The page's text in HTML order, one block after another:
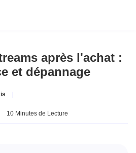
après l'achat :
et dépannage
10 Minutes de Lecture